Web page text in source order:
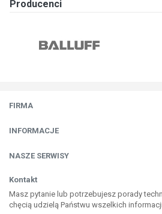
Producenci
FIRMA
INFORMACJE
NASZE SERWISY
Kontakt
Masz pytanie lub potrzebujesz porady
chęcią udzielą Państwu wszelkich